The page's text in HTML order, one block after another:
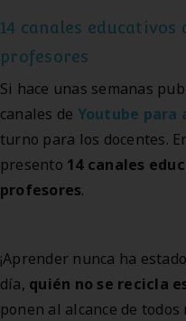
14 canales educativos
profesores
Si hace unas semanas
canales de Youtube para
turno para los docentes.
presento 14 canales
profesores.
¡Aprender nunca ha
día, quién no se recicla
ponen al alcance de